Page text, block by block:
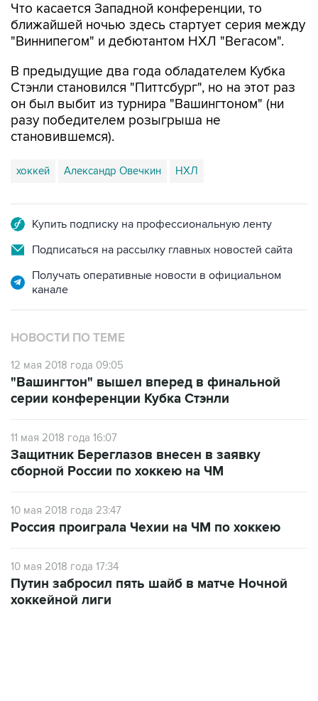
Что касается Западной конференции, то
ближайшей ночью здесь стартует серия между
"Виннипегом" и дебютантом НХЛ "Вегасом".
В предыдущие два года обладателем Кубка
Стэнли становился "Питтсбург", но на этот раз
он был выбит из турнира "Вашингтоном" (ни
разу победителем розыгрыша не
становившемся).
хоккей Александр Овечкин НХЛ
Купить подписку на профессиональную ленту
Подписаться на рассылку главных новостей сайта
Получать оперативные новости в официальном
канале
НОВОСТИ ПО ТЕМЕ
12 мая 2018 года 09:05
"Вашингтон" вышел вперед в финальной
серии конференции Кубка Стэнли
11 мая 2018 года 16:07
Защитник Береглазов внесен в заявку
сборной России по хоккею на ЧМ
10 мая 2018 года 23:47
Россия проиграла Чехии на ЧМ по хоккею
10 мая 2018 года 17:34
Путин забросил пять шайб в матче Ночной
хоккейной лиги